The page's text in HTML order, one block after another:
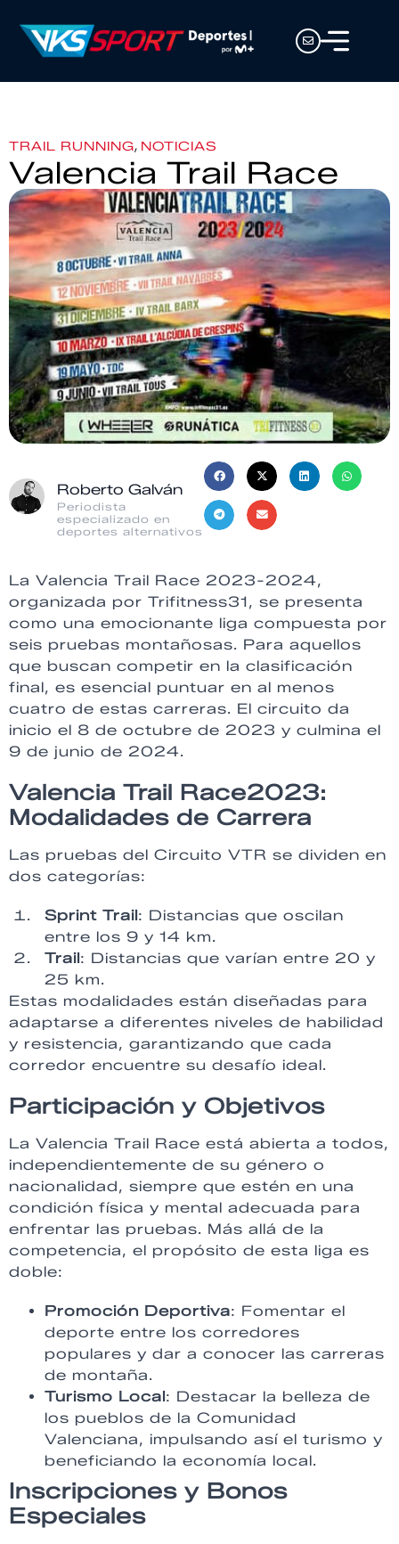
TRAIL RUNNING, NOTICIAS
Valencia Trail Race
Roberto Galván
Periodista
especializado en
deportes alternativos
La Valencia Trail Race 2023-2024,
organizada por Trifitness31, se presenta
como una emocionante liga compuesta por
seis pruebas montañosas. Para aquellos
que buscan competir en la clasificación
final, es esencial puntuar en al menos
cuatro de estas carreras. El circuito da
inicio el 8 de octubre de 2023 y culmina el
9 de junio de 2024.
Valencia Trail Race2023:
Modalidades de Carrera
Las pruebas del Circuito VTR se dividen en
dos categorías:
Sprint Trail : Distancias que oscilan
entre los 9 y 14 km.
Trail : Distancias que varían entre 20 y
25 km.
Estas modalidades están diseñadas para
adaptarse a diferentes niveles de habilidad
y resistencia, garantizando que cada
corredor encuentre su desafío ideal.
Participación y Objetivos
La Valencia Trail Race está abierta a todos,
independientemente de su género o
nacionalidad, siempre que estén en una
condición física y mental adecuada para
enfrentar las pruebas. Más allá de la
competencia, el propósito de esta liga es
doble:
Promoción Deportiva: Fomentar el
deporte entre los corredores
populares y dar a conocer las carreras
de montaña.
Turismo Local : Destacar la belleza de
los pueblos de la Comunidad
Valenciana, impulsando así el turismo y
beneficiando la economía local.
Inscripciones y Bonos
Especiales